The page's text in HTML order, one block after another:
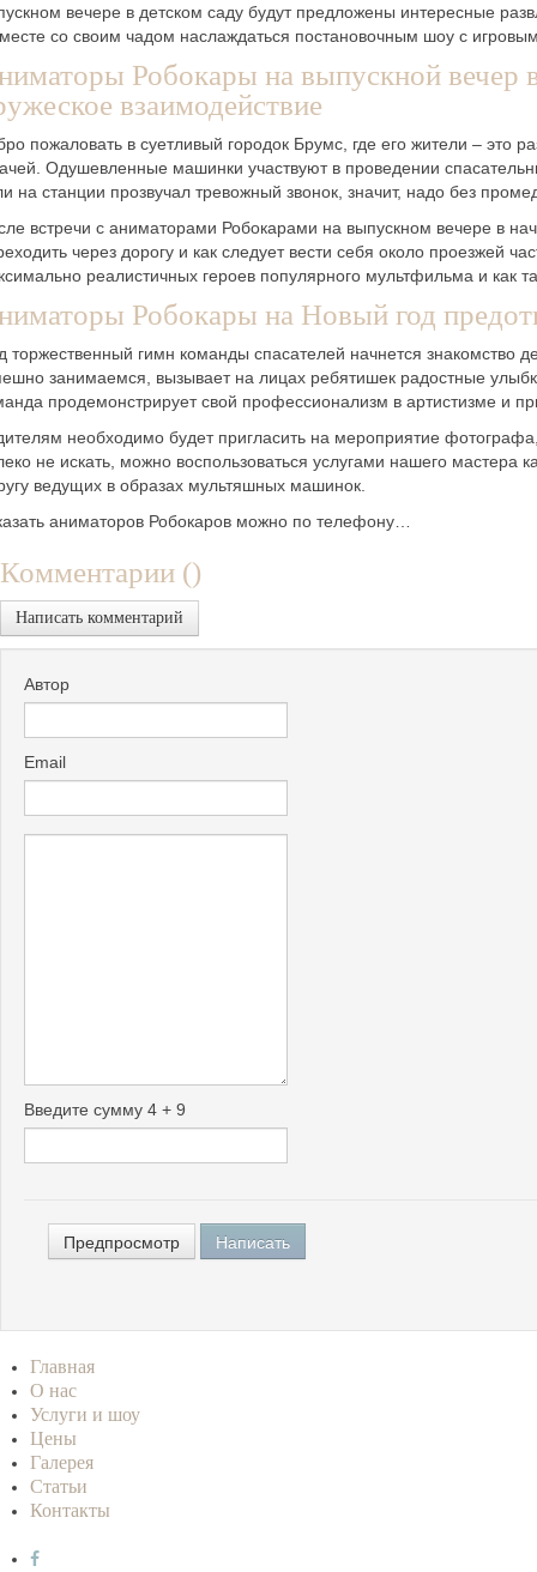
вечере в детском саду будут предложены интересные
со своим чадом наслаждаться постановочным шоу с
Робокары на выпускной вечер
взаимодействие
пожаловать в суетливый городок Брумс, где его жители –
Одушевленные машинки участвуют в проведении
на станции прозвучал тревожный звонок, значит, надо без
встречи с аниматорами Робокарами на выпускном вечере в
через дорогу и как следует вести себя около проезжей
реалистичных героев популярного мультфильма и как
Робокары на Новый год
торжественный гимн команды спасателей начнется
занимаемся, вызывает на лицах ребятишек радостные
продемонстрирует свой профессионализм в артистизме и
необходимо будет пригласить на мероприятие
не искать, можно воспользоваться услугами нашего мастера
ведущих в образах мультяшных машинок.
аниматоров Робокаров можно по телефону…
Комментарии ()
Написать комментарий
Автор
Email
Введите сумму 4 + 9
Главная
О нас
Услуги и шоу
Цены
Галерея
Статьи
Контакты